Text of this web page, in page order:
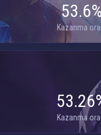
53.6%
Kazanma
Kazanma